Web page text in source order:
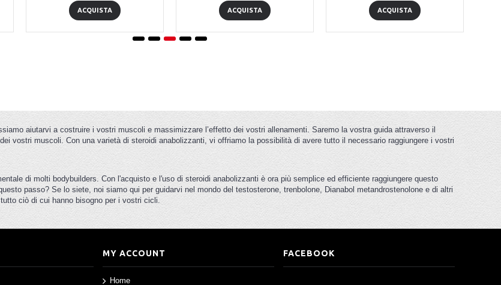
ACQUISTA ACQUISTA ACQUISTA
aiutarvi a costruire i vostri muscoli e massimizzare l’effetto dei vostri allenamenti. Saremo la vostra guida attraverso il
vostri muscoli. Con una varietà di steroidi anabolizzanti, vi offriamo la possibilità di avere tutto il necessario raggiungere i vostri
di molti bodybuilders. Con l'acquisto e l'uso di steroidi anabolizzanti è ora più semplice ed efficiente raggiungere questo
passo? Se lo siete, noi siamo qui per guidarvi nel mondo del testosterone, trenbolone, Dianabol metandrostenolone e di altri
ciò di cui hanno bisogno per i vostri cicli.
MY ACCOUNT
Home
FACEBOOK